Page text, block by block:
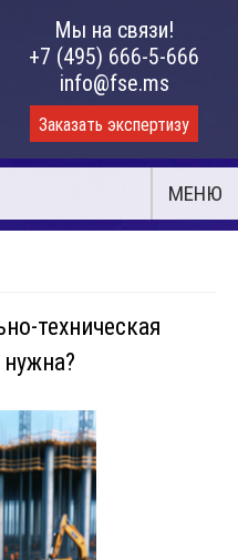
Мы на связи!
+7 (495) 666-5-666
info@fse.ms
Заказать экспертизу
МЕНЮ
техническая